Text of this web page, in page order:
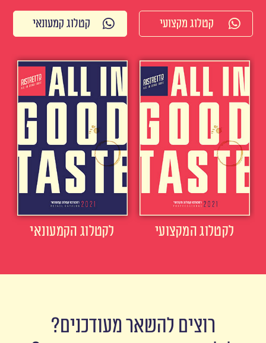
קטלוג מקצועי קטלוג קמעונאי
לקטלוג הקמעונאי לקטלוג המקצועי
רוצים להשאר מעודכנים?